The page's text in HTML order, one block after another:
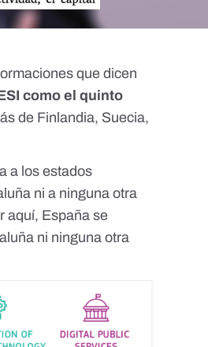
que dicen
como el quinto
de Finlandia, Suecia,
a los estados
ni a ninguna otra
aquí, España se
ni ninguna otra